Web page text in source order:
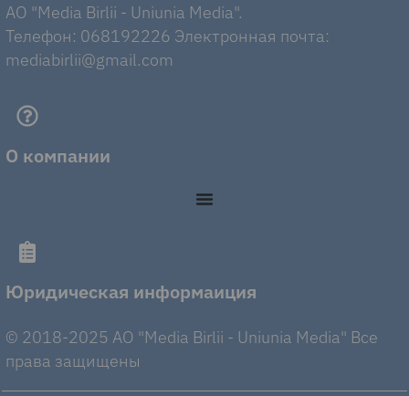
AO "Media Birlii - Uniunia Media".
Телефон: 068192226 Электронная почта:
mediabirlii@gmail.com
О компании
Юридическая информаиция
© 2018-2025 AO "Media Birlii - Uniunia Media" Все
права защищены